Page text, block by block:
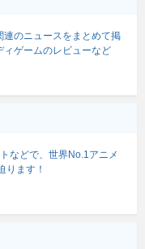
連のニュースをまとめて掲
ゲームのレビューなど
などで、世界No.1アニメ
ります！